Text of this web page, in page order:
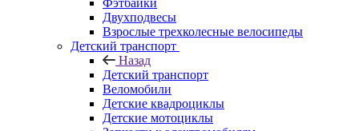
Фэтбайки
Двухподвесы
Взрослые трехколесные велосипеды
Детский транспорт
Назад
Детский транспорт
Веломобили
Детские квадроциклы
Детские мотоциклы